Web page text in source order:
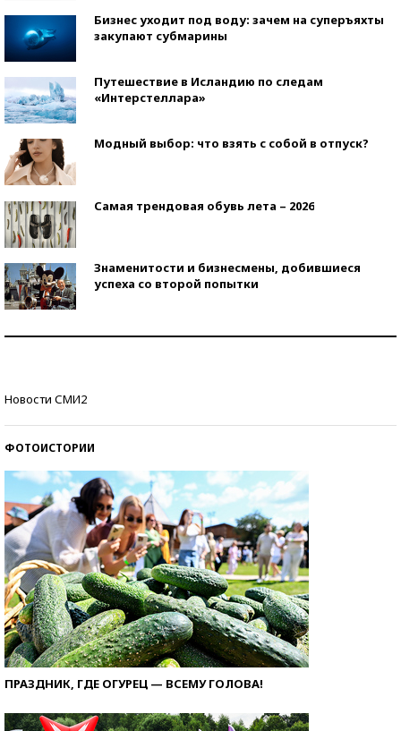
Бизнес уходит под воду: зачем на суперъяхты
закупают субмарины
Путешествие в Исландию по следам
«Интерстеллара»
Модный выбор: что взять с собой в отпуск?
Самая трендовая обувь лета – 2026
Знаменитости и бизнесмены, добившиеся
успеха со второй попытки
Новости СМИ2
ФОТОИСТОРИИ
ПРАЗДНИК, ГДЕ ОГУРЕЦ — ВСЕМУ ГОЛОВА!